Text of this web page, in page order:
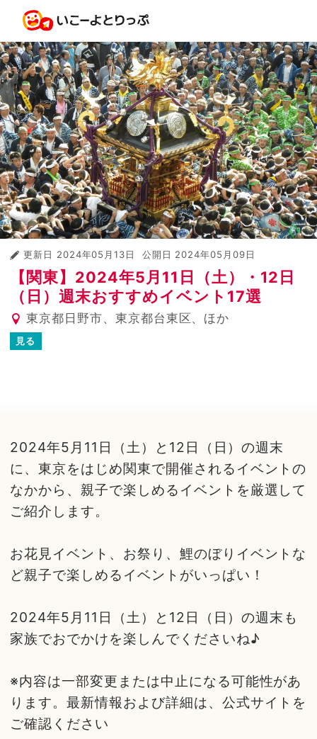
更新日 2024年05月13日 公開日 2024年05月09日
【関東】2024年5月11日（土）・12日
（日）週末おすすめイベント17選
東京都日野市、東京都台東区、ほか
見る
2024年5月11日（土）と12日（日）の週末
に、東京をはじめ関東で開催されるイベントの
なかから、親子で楽しめるイベントを厳選して
ご紹介します。
お花見イベント、お祭り、鯉のぼりイベントな
ど親子で楽しめるイベントがいっぱい！
2024年5月11日（土）と12日（日）の週末も
家族でおでかけを楽しんでくださいね♪
※内容は一部変更または中止になる可能性があ
ります。最新情報および詳細は、公式サイトを
ご確認ください